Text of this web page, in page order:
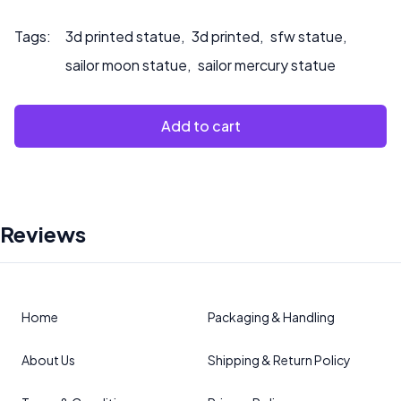
Tags: 3d printed statue, 3d printed, sfw statue,
sailor moon statue, sailor mercury statue
Add to cart
Reviews
Home
About Us
Packaging & Handling
Shipping & Return Policy